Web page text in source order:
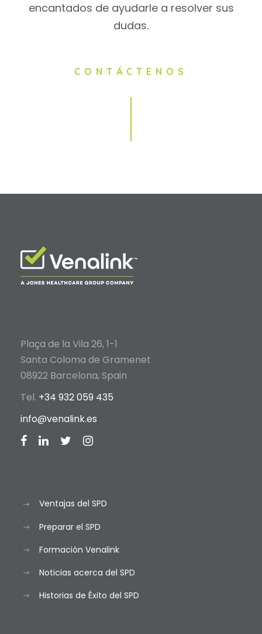
encantados de ayudarle a resolver sus
dudas.
CONTÁCTENOS
Plaça de la Vila 26, 1-1
Santa Coloma de Gramenet
08922 Barcelona, Spain
Tel. +34 932 059 435
info@venalink.es
Ventajas del SPD
Preparar el SPD
Formación Venalink
Noticias acerca del SPD
Historias de Éxito del SPD